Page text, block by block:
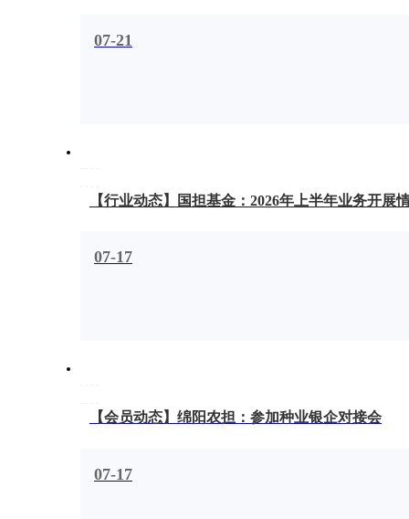
07-21
【行业动态】国担基金：2026年上半年业务开展
07-17
【会员动态】绵阳农担：参加种业银企对接会
07-17